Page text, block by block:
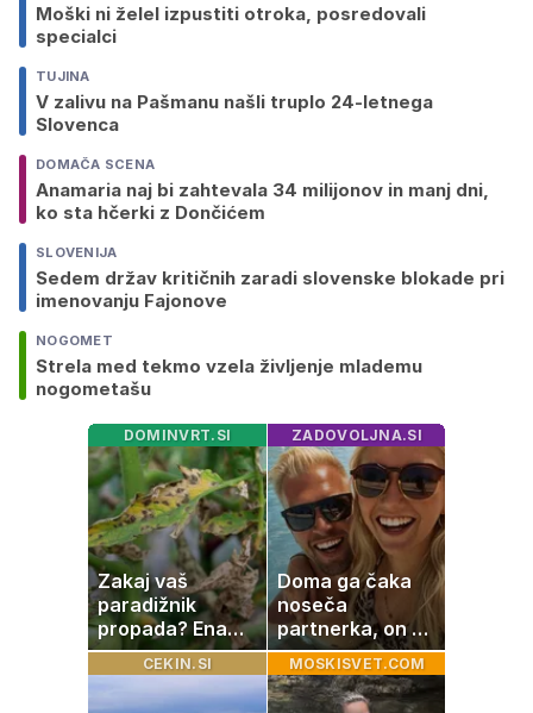
Moški ni želel izpustiti otroka, posredovali
specialci
TUJINA
V zalivu na Pašmanu našli truplo 24-letnega
Slovenca
DOMAČA SCENA
Anamaria naj bi zahtevala 34 milijonov in manj dni,
ko sta hčerki z Dončićem
SLOVENIJA
Sedem držav kritičnih zaradi slovenske blokade pri
imenovanju Fajonove
NOGOMET
Strela med tekmo vzela življenje mlademu
nogometašu
DOMINVRT.SI
Zakaj vaš
paradižnik
propada? Ena
napaka lahko
uniči rastline –
tako jih rešite
ZADOVOLJNA.SI
Doma ga čaka
noseča
partnerka, on pa
dopustuje z
drugo
CEKIN.SI MOSKISVET.COM